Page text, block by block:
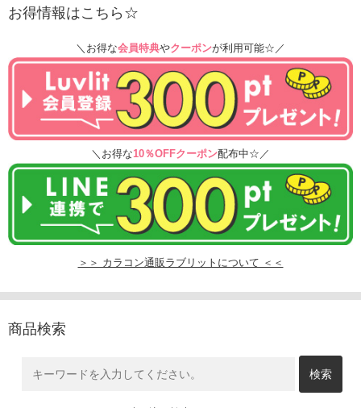
お得情報はこちら☆
＼お得な会員特典やクーポンが利用可能☆／
＼お得な10％OFFクーポン配布中☆／
＞＞ カラコン通販ラブリットについて ＜＜
商品検索